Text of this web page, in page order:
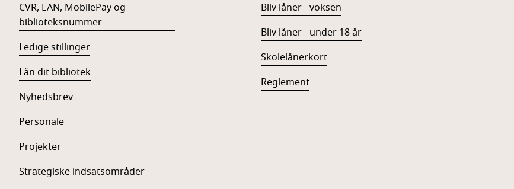
CVR, EAN, MobilePay og
biblioteksnummer
Ledige stillinger
Lån dit bibliotek
Nyhedsbrev
Personale
Projekter
Strategiske indsatsområder
Bliv låner - voksen
Bliv låner - under 18 år
Skolelånerkort
Reglement